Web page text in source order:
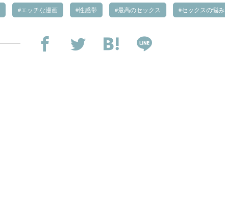
エッチな漫画 性感帯 最高のセックス セックスの悩み